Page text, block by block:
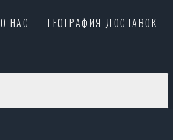
О НАС ГЕОГРАФИЯ ДОСТАВОК